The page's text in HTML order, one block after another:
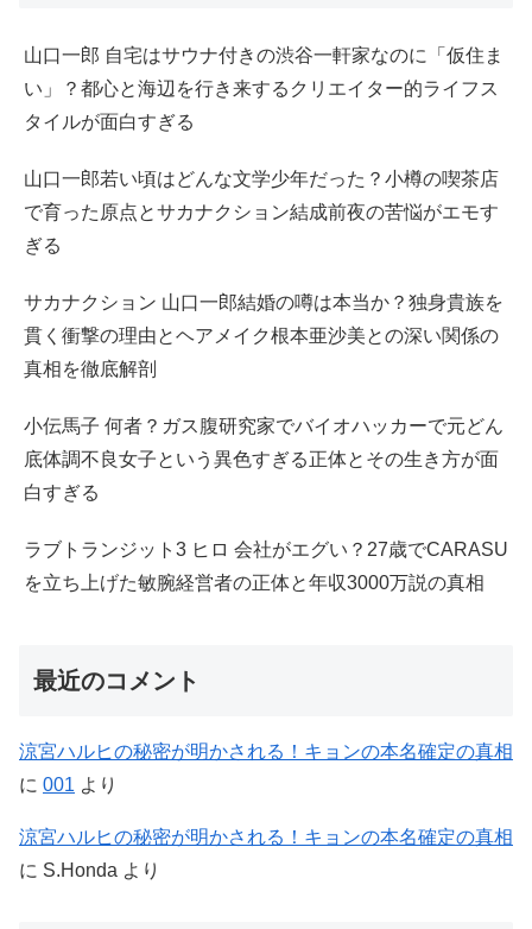
山口一郎 自宅はサウナ付きの渋谷一軒家なのに「仮住ま
い」？都心と海辺を行き来するクリエイター的ライフス
タイルが面白すぎる
山口一郎若い頃はどんな文学少年だった？小樽の喫茶店
で育った原点とサカナクション結成前夜の苦悩がエモす
ぎる
サカナクション 山口一郎結婚の噂は本当か？独身貴族を
貫く衝撃の理由とヘアメイク根本亜沙美との深い関係の
真相を徹底解剖
小伝馬子 何者？ガス腹研究家でバイオハッカーで元どん
底体調不良女子という異色すぎる正体とその生き方が面
白すぎる
ラブトランジット3 ヒロ 会社がエグい？27歳でCARASU
を立ち上げた敏腕経営者の正体と年収3000万説の真相
最近のコメント
涼宮ハルヒの秘密が明かされる！キョンの本名確定の真相
に 001 より
涼宮ハルヒの秘密が明かされる！キョンの本名確定の真相
に S.Honda より